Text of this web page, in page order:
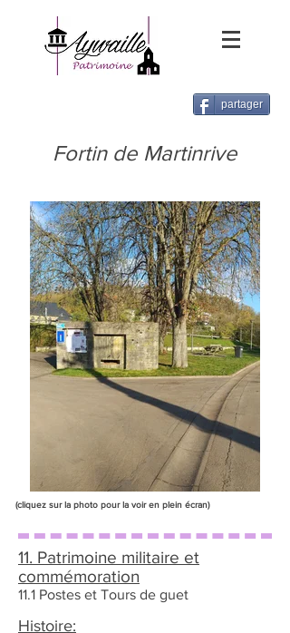
partager
Fortin de Martinrive
(cliquez sur la photo pour la voir en plein écran)
11. Patrimoine militaire et
commémoration
11.1 Postes et Tours de guet
Histoire: